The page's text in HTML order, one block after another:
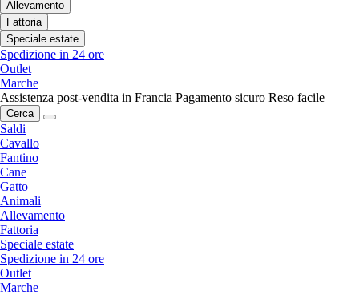
Allevamento
Fattoria
Speciale estate
Spedizione in 24 ore
Outlet
Marche
Assistenza post-vendita in Francia Pagamento sicuro Reso facile
Cerca
Saldi
Cavallo
Fantino
Cane
Gatto
Animali
Allevamento
Fattoria
Speciale estate
Spedizione in 24 ore
Outlet
Marche